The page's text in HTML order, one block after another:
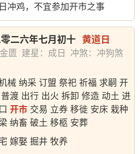
冲鸡，不宜参加开市之事
二六年七月初十 黄道日
匮 建星：成日
冲煞：冲狗煞
械 纳采 订盟 祭祀 祈福 求嗣 开
渡 出行 出火 拆卸 修造 动土 进
开市 交易 立券 移徙 安床 栽种
梁 纳畜 破土 移柩 安葬
嫁娶 掘井 牧养